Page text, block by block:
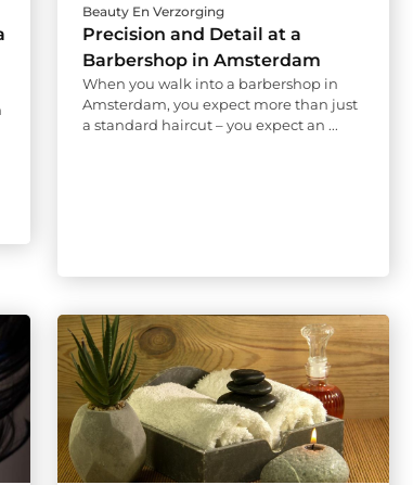
Beauty En Verzorging
Precision and Detail at a
Barbershop in Amsterdam
When you walk into a barbershop in
Amsterdam, you expect more than just
a standard haircut – you expect an ...